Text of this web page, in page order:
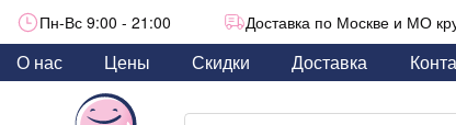
Пн-Вс 9:00 - 21:00 Доставка по Москве и МО
О нас Цены Скидки Доставка